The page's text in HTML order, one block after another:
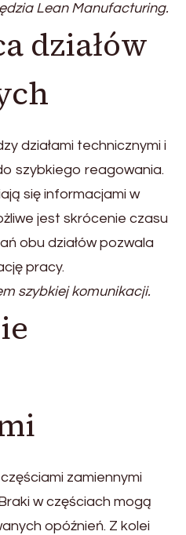
Lean Manufacturing.
działów
działami technicznymi i
szybkiego reagowania.
się informacjami w
jest skrócenie czasu
obu działów pozwala
pracy.
szybkiej komunikacji.
zamiennymi
w częściach mogą
opóźnień. Z kolei